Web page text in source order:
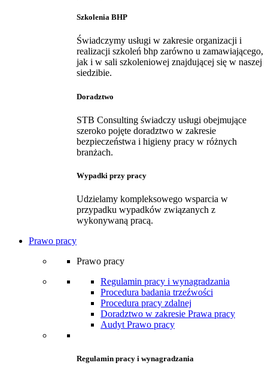
Szkolenia BHP
Świadczymy usługi w zakresie organizacji i
realizacji szkoleń bhp zarówno u zamawiającego,
jak i w sali szkoleniowej znajdującej się w naszej
siedzibie.
Doradztwo
STB Consulting świadczy usługi obejmujące
szeroko pojęte doradztwo w zakresie
bezpieczeństwa i higieny pracy w różnych
branżach.
Wypadki przy pracy
Udzielamy kompleksowego wsparcia w
przypadku wypadków związanych z
wykonywaną pracą.
Prawo pracy
Prawo pracy
Regulamin pracy i wynagradzania
Procedura badania trzeźwości
Procedura pracy zdalnej
Doradztwo w zakresie Prawa pracy
Audyt Prawo pracy
Regulamin pracy i wynagradzania